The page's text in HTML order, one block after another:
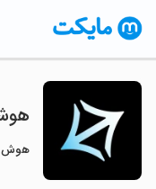
هوش